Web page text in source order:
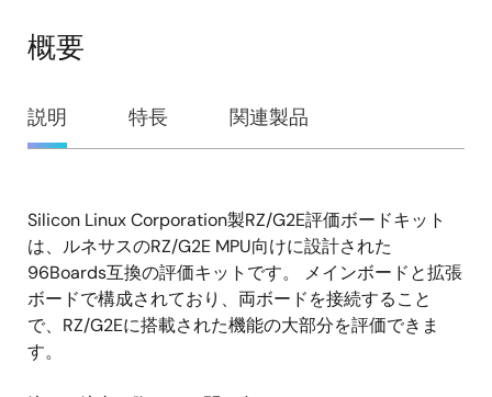
概要
概
要
説明 特長 関連製品
説
明
Silicon Linux Corporation製RZ/G2E評価ボードキット
は、ルネサスのRZ/G2E MPU向けに設計された
96Boards互換の評価キットです。 メインボードと拡張
ボードで構成されており、両ボードを接続すること
で、RZ/G2Eに搭載された機能の大部分を評価できま
す。